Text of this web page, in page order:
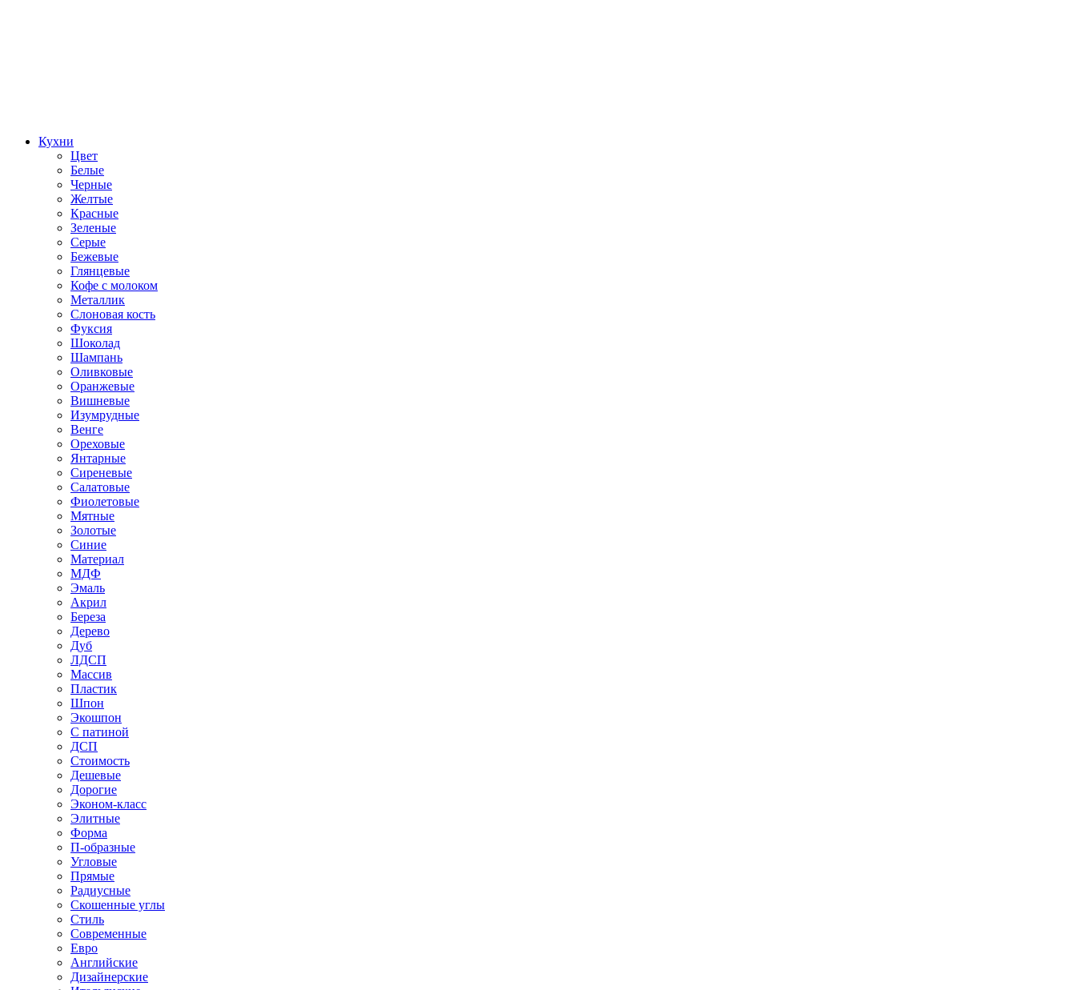
Кухни
Цвет
Белые
Черные
Желтые
Красные
Зеленые
Серые
Бежевые
Глянцевые
Кофе с молоком
Металлик
Слоновая кость
Фуксия
Шоколад
Шампань
Оливковые
Оранжевые
Вишневые
Изумрудные
Венге
Ореховые
Янтарные
Сиреневые
Салатовые
Фиолетовые
Мятные
Золотые
Синие
Материал
МДФ
Эмаль
Акрил
Береза
Дерево
Дуб
ЛДСП
Массив
Пластик
Шпон
Экошпон
С патиной
ДСП
Стоимость
Дешевые
Дорогие
Эконом-класс
Элитные
Форма
П-образные
Угловые
Прямые
Радиусные
Скошенные углы
Стиль
Современные
Евро
Английские
Дизайнерские